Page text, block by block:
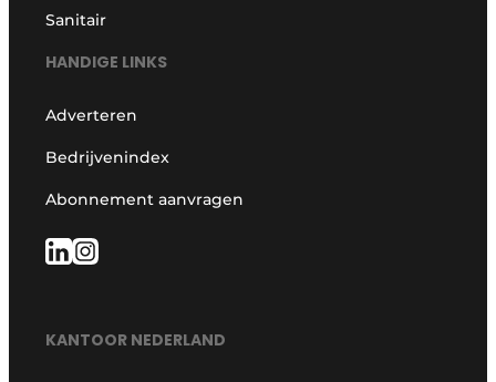
Sanitair
HANDIGE LINKS
Adverteren
Bedrijvenindex
Abonnement aanvragen
KANTOOR NEDERLAND